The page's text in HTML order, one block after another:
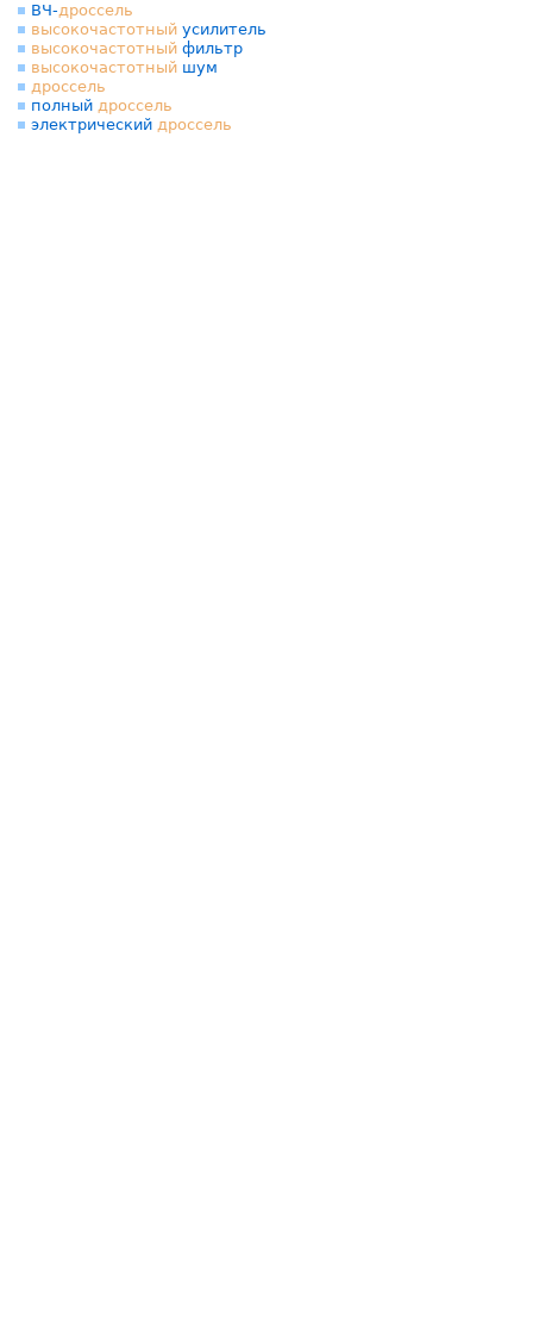
ВЧ-дроссель
высокочастотный усилитель
высокочастотный фильтр
высокочастотный шум
дроссель
полный дроссель
электрический дроссель